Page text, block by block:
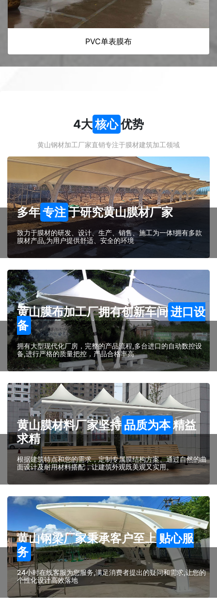
PVC单表膜布
4大核心优势
黄山钢材加工厂家直销专注于膜材建筑加工领域
多年专注于研究黄山膜材厂家
致力于膜材的研发、设计、生产、销售、施工为一体!拥有多款
膜材产品,为用户提供舒适、安全的环境
黄山膜布加工厂拥有创新车间进口设
备
拥有大型现代化厂房，完整的产品流程,多台进口的自动数控设
备,进行严格的质量把控，产品合格率高
黄山膜材料厂家坚持 品质为本精益
求精
根据建筑特点和您的需求，定制专属膜结构方案。通过自然的曲
面设计及耐用材料搭配，让建筑外观既美观又实用。
黄山钢梁厂家秉承客户至上 贴心服
务
24小时在线客服为您服务,满足消费者提出的疑问和需求,让您的
个性化设计高效落地